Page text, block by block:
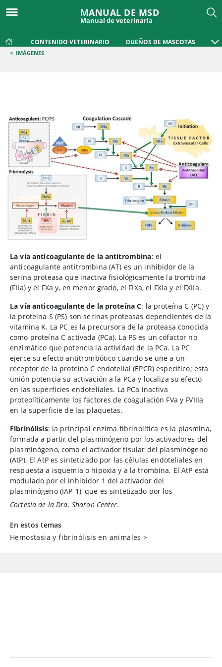
MANUAL DE MSD
Manual de veterinaria
CONTENIDO VETERINARIO DUEÑOS DE MASCOTAS
< IMÁGENES
La vía anticoagulante de la antitrombina: el
anticoagulante antitrombina (AT) es un inhibidor de la
serina proteasa que inactiva fisiológicamente la trombina
(FIIa) y el FXa y, en menor grado, el FIXa, el FXIa y el FXIIa.
La vía anticoagulante de la proteína C: la proteína C (PC) y
la proteína S (PS) son serinas proteasas dependientes de la
vitamina K. La PC es la precursora de la proteasa conocida
como proteína C activada (PCa). La PS es un cofactor no
enzimático que potencia la actividad de la PCa. La PC
ejerce su efecto antitrombótico cuando se une a un
receptor de la proteína C endotelial (EPCR) específico; esta
unión potencia su activación a la PCa y localiza su efecto
en las superficies endoteliales. La PCa inactiva
proteolíticamente los factores de coagulación FVa y FVIIIa
en la superficie de las plaquetas.
Fibrinólisis: la principal enzima fibrinolítica es la plasmina,
formada a partir del plasminógeno por los activadores del
plasminógeno, como el activador tisular del plasminógeno
(AtP). El AtP es sintetizado por las células endoteliales en
respuesta a isquemia o hipoxia y a la trombina. El AtP está
modulado por el inhibidor 1 del activador del
plasminógeno (IAP-1), que es sintetizado por los
hepatocitos, las células endoteliales, los adipocitos y otros
principal inhibidor plasmático de la plasmina en la
circulación. El inhibidor de la fibrinólisis activable por
trombina (TAFI) circula como una proenzima y se convierte
Cortesía de la Dra. Sharon Center.
En estos temas
Hemostasia y fibrinólisis en animales >